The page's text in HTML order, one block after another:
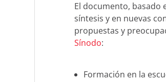
El documento, basado
síntesis y en nuevas
propuestas y
Sínodo:
Formación en la